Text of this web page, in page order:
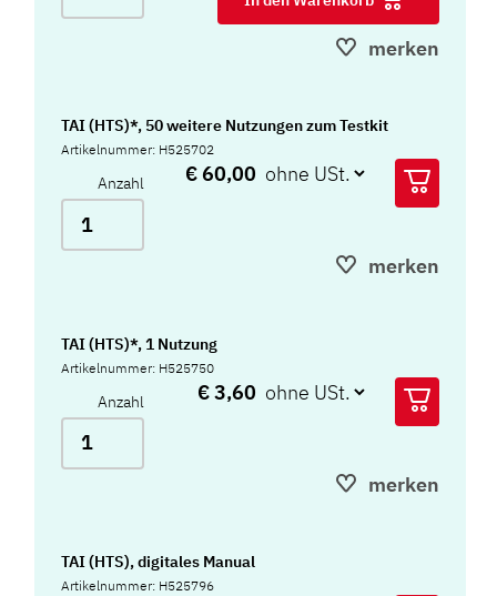
merken
TAI (HTS)*, 50 weitere Nutzungen zum Testkit
Artikelnummer: H525702
Anzahl € 60,00
merken
TAI (HTS)*, 1 Nutzung
Artikelnummer: H525750
Anzahl € 3,60
merken
TAI (HTS), digitales Manual
Artikelnummer: H525796